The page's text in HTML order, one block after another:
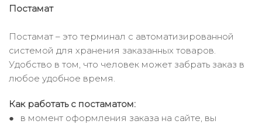
Постамат
Постамат – это терминал с автоматизированной
системой для хранения заказанных товаров.
Удобство в том, что человек может забрать заказ в
любое удобное время.
Как работать с постаматом:
в момент оформления заказа на сайте, вы